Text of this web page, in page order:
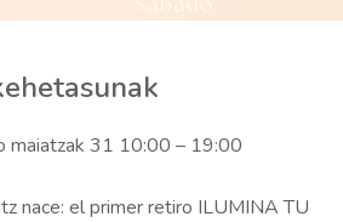
maiatzak 31 10:00 – 19:00
nace: el primer retiro ILUMINA TU